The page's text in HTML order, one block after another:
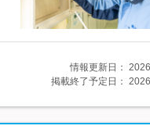
情報更新日：
掲載終了予定日：